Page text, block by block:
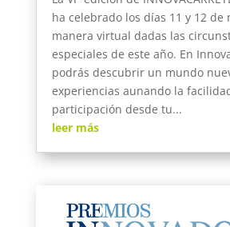
ha celebrado los días 11 y 12 de
manera virtual dadas las
especiales de este año. En
podrás descubrir un mundo
experiencias aunando la
participación desde tu...
leer más